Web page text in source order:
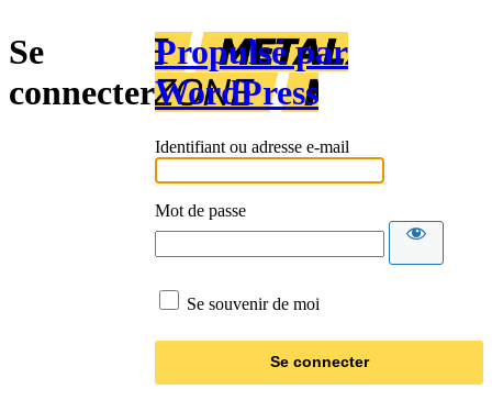
Se
connecter
Propulsé par
WordPress
Identifiant ou adresse e-mail
Mot de passe
Se souvenir de moi